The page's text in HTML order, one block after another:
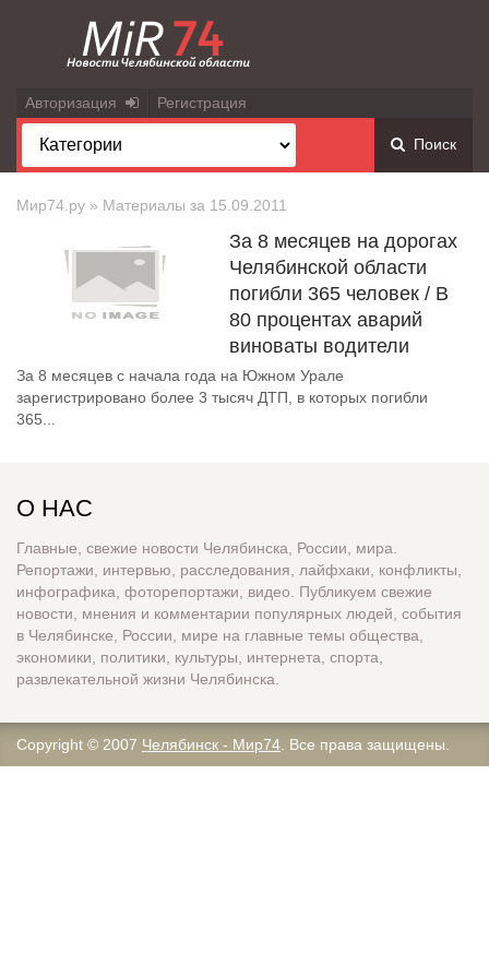
Авторизация Регистрация
Поиск
Мир74.ру » Материалы за 15.09.2011
За 8 месяцев на дорогах
Челябинской области
погибли 365 человек / В
80 процентах аварий
виноваты водители
За 8 месяцев с начала года на Южном Урале
зарегистрировано более 3 тысяч ДТП, в которых погибли
365...
О НАС
Главные, свежие новости Челябинска, России, мира.
Репортажи, интервью, расследования, лайфхаки, конфликты,
инфографика, фоторепортажи, видео. Публикуем свежие
новости, мнения и комментарии популярных людей, события
в Челябинске, России, мире на главные темы общества,
экономики, политики, культуры, интернета, спорта,
развлекательной жизни Челябинска.
Copyright © 2007 Челябинск - Мир74 . Все права защищены.